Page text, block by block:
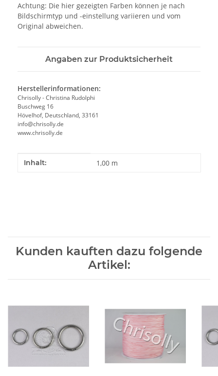
Achtung: Die hier gezeigten Farben können je nach
Bildschirmtyp und -einstellung variieren und vom
Original abweichen.
Angaben zur Produktsicherheit
Herstellerinformationen:
Chrisolly - Christina Rudolphi
Buschweg 16
Hövelhof, Deutschland, 33161
info@chrisolly.de
www.chrisolly.de
Produkteigenschaft
Wert
Inhalt: 1,00 m
Kunden kauften dazu folgende
Artikel: